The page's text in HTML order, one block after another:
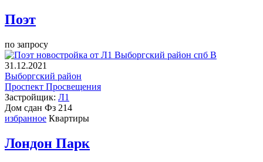
Поэт
по запросу
31.12.2021
Выборгский район
Проспект Просвещения
Застройщик: Л1
Дом сдан Фз 214
В
избранное Квартиры
Лондон Парк